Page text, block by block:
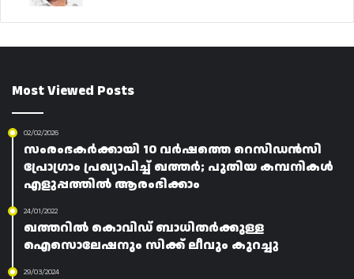
Most Viewed Posts
02/02/2026
സംരംഭകർക്കായി 10 വർഷത്തെ റെസിഡൻസി
പ്രോഗ്രാം പ്രഖ്യാപിച്ച് ഖത്തർ; പുതിയ കമ്പനികൾ
എളുപ്പത്തിൽ ആരംഭിക്കാം
24/01/2022
ഖത്തറിൽ കൊവിഡ് ബാധിതർക്കുള്ള
ഐസൊലേഷനും സിക്ക് ലീവും കുറച്ചു
29/03/2024